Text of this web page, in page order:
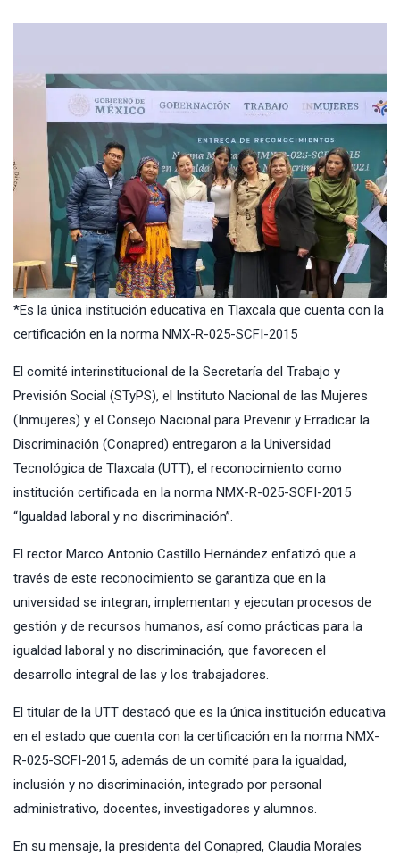
*Es la única institución educativa en Tlaxcala que cuenta con la
certificación en la norma NMX-R-025-SCFI-2015
El comité interinstitucional de la Secretaría del Trabajo y
Previsión Social (STyPS), el Instituto Nacional de las Mujeres
(Inmujeres) y el Consejo Nacional para Prevenir y Erradicar la
Discriminación (Conapred) entregaron a la Universidad
Tecnológica de Tlaxcala (UTT), el reconocimiento como
institución certificada en la norma NMX-R-025-SCFI-2015
“Igualdad laboral y no discriminación”.
El rector Marco Antonio Castillo Hernández enfatizó que a
través de este reconocimiento se garantiza que en la
universidad se integran, implementan y ejecutan procesos de
gestión y de recursos humanos, así como prácticas para la
igualdad laboral y no discriminación, que favorecen el
desarrollo integral de las y los trabajadores.
El titular de la UTT destacó que es la única institución educativa
en el estado que cuenta con la certificación en la norma NMX-
R-025-SCFI-2015, además de un comité para la igualdad,
inclusión y no discriminación, integrado por personal
administrativo, docentes, investigadores y alumnos.
En su mensaje, la presidenta del Conapred, Claudia Morales